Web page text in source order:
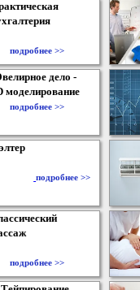
подробнее >>
дело -
моделирование
подробнее >>
подробнее >>
подробнее >>